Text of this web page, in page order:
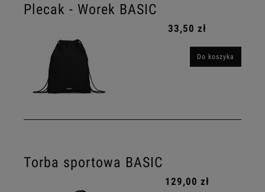
Plecak - Worek BASIC
33,50 zł
Do koszyka
Torba sportowa BASIC
129,00 zł